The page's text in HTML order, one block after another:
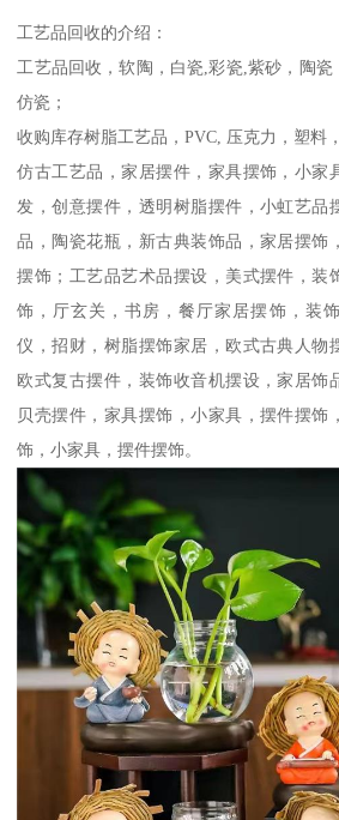
工艺品回收的介绍：
工艺品回收，软陶，白瓷,彩瓷,紫砂，陶瓷
仿瓷；
收购库存树脂工艺品，PVC, 压克力，塑料
仿古工艺品，家居摆件，家具摆饰，小家
发，创意摆件，透明树脂摆件，小虹艺品
品，陶瓷花瓶，新古典装饰品，家居摆饰
摆饰；工艺品艺术品摆设，美式摆件，装
饰，厅玄关，书房，餐厅家居摆饰，装
仪，招财，树脂摆饰家居，欧式古典人物
欧式复古摆件，装饰收音机摆设，家居饰
贝壳摆件，家具摆饰，小家具，摆件摆饰
饰，小家具，摆件摆饰。